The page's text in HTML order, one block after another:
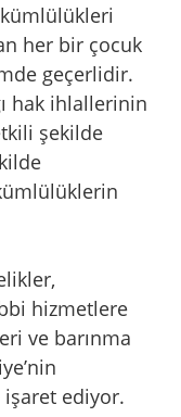
her bir çocuk
geçerlidir.
hak ihlallerinin
şekilde
hizmetlere
ve barınma
ediyor.